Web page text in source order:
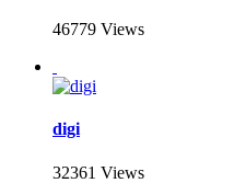
46779 Views
digi
32361 Views